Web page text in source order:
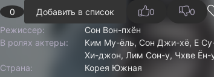
0 Добавить в список 0 0
Режиссер:
Сон Вон-пхён
В ролях актеры:
Ким Му-ёль, Сон Джи-хё, Е
Хи-джон, Лим Сон-у, Чхве
Страна:
Корея Южная